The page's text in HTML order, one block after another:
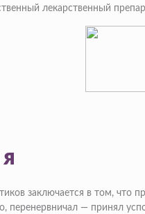
лекарственный
заключается в том, что
перенервничал — принял